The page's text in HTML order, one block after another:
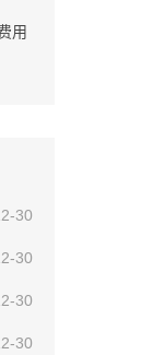
用
30
30
30
30